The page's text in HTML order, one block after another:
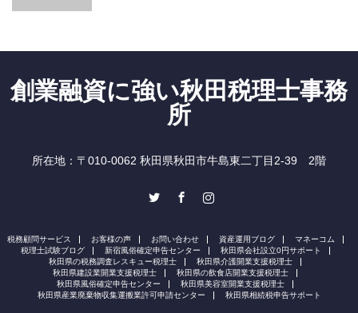
創業融資に強い秋田税理士事務
所
所在地：〒010-0062 秋田県秋田市牛島東二丁目2-39 2階
税務顧問サービス お客様の声 お問い合わせ 資産運用ブログ
マネーコム
税理士試験ブログ
新宿風俗確定申告センター
秋田県会社設立0円サポート
秋田県の税務調査レスキュー税理士
秋田県介護開業支援税理士
秋田県建設業開業支援税理士
秋田県の飲食店開業支援税理士
秋田県風俗確定申告センター
秋田県美容室開業支援税理士
秋田県産業廃棄物収集運搬業許可申請センター
秋田県相続税申告サポート